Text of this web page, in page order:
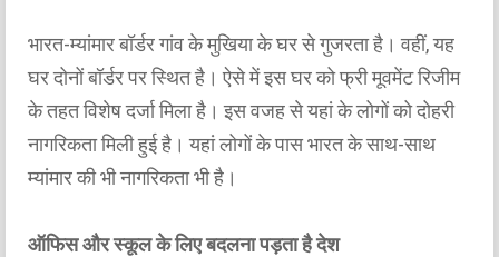
भारत-म्यांमार बॉर्डर गांव के मुखिया के घर से गुजरता है। वहीं, यह
घर दोनों बॉर्डर पर स्थित है। ऐसे में इस घर को फ्री मूवमेंट रिजीम
के तहत विशेष दर्जा मिला है। इस वजह से यहां के लोगों को दोहरी
नागरिकता मिली हुई है। यहां लोगों के पास भारत के साथ-साथ
म्यांमार की भी नागरिकता भी है।
ऑफिस और स्कूल के लिए बदलना पड़ता है देश